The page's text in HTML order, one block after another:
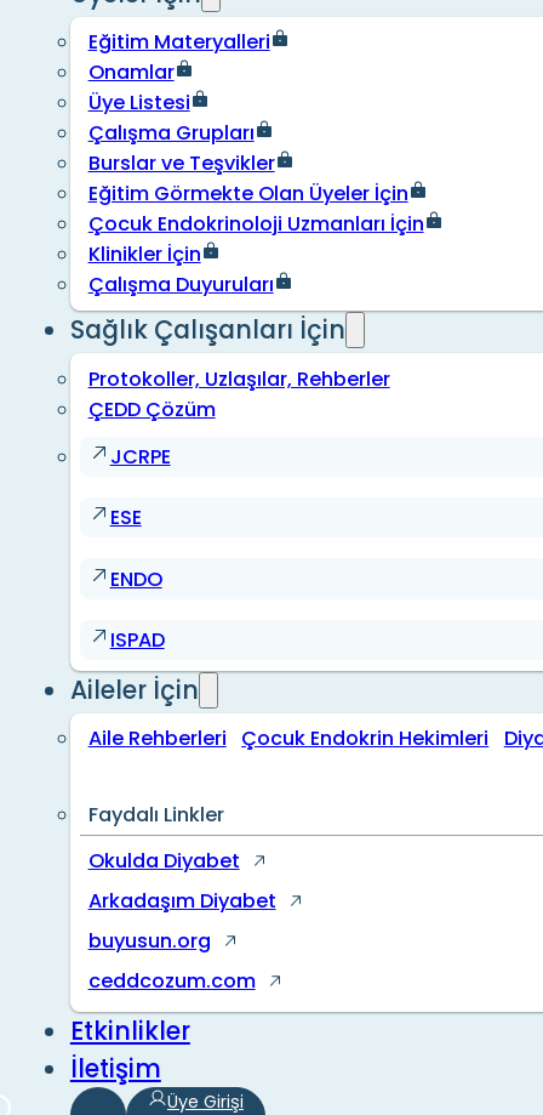
Eğitim Materyalleri
Onamlar
Üye Listesi
Çalışma Grupları
Burslar ve Teşvikler
Eğitim Görmekte Olan Üyeler İçin
Çocuk Endokrinoloji Uzmanları İçin
Klinikler İçin
Çalışma Duyuruları
Sağlık Çalışanları İçin
Protokoller, Uzlaşılar, Rehberler
ÇEDD Çözüm
JCRPE
ESE
ENDO
ISPAD
Aileler İçin
Aile Rehberleri Çocuk Endokrin Hekimleri
Faydalı Linkler
Okulda Diyabet
Arkadaşım Diyabet
buyusun.org
ceddcozum.com
Etkinlikler
İletişim
Üye Girişi